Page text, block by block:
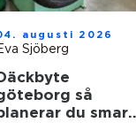
augusti 2026
Sjöberg
så
du smart